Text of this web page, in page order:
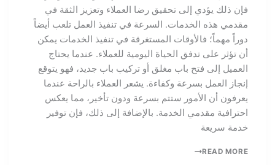
فإن ذلك يؤدي إلى تحقيق رضا العملاء وتعزيز الثقة في
مقدمي هذه الخدمات. السرعة في تنفيذ العمل تلعب أيضاً
دوراً مهماً؛ فالأوقات المستغرقة في تنفيذ الخدمات يمكن
أن تؤثر على تدفق الحياة اليومية للعملاء. عندما يحتاج
العميل إلى فتح باب مغلق أو تركيب باب جديد، فهو يتوقع
إنجاز العمل بسرعة وكفاءة. يشعر العملاء بالراحة عندما
يعرفون أن الأمور ستتم بسرعة ودون تأخير، مما يعكس
احترافية مقدمي الخدمة. بالإضافة إلى ذلك، فإن توفير
خدمة سريعة
READ MORE